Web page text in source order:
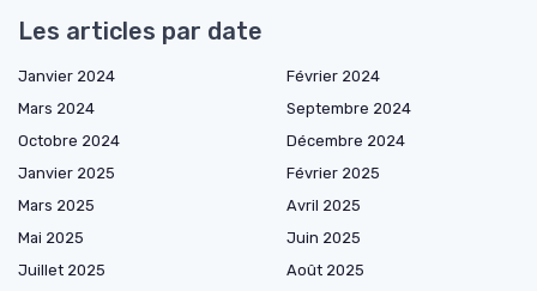
Les articles par date
Janvier 2024
Février 2024
Mars 2024
Septembre 2024
Octobre 2024
Décembre 2024
Janvier 2025
Février 2025
Mars 2025
Avril 2025
Mai 2025
Juin 2025
Juillet 2025
Août 2025